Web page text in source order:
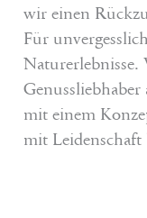
Jobs
wir einen
Für
Naturerlebnisse.
mit einem
mit Leidenschaft